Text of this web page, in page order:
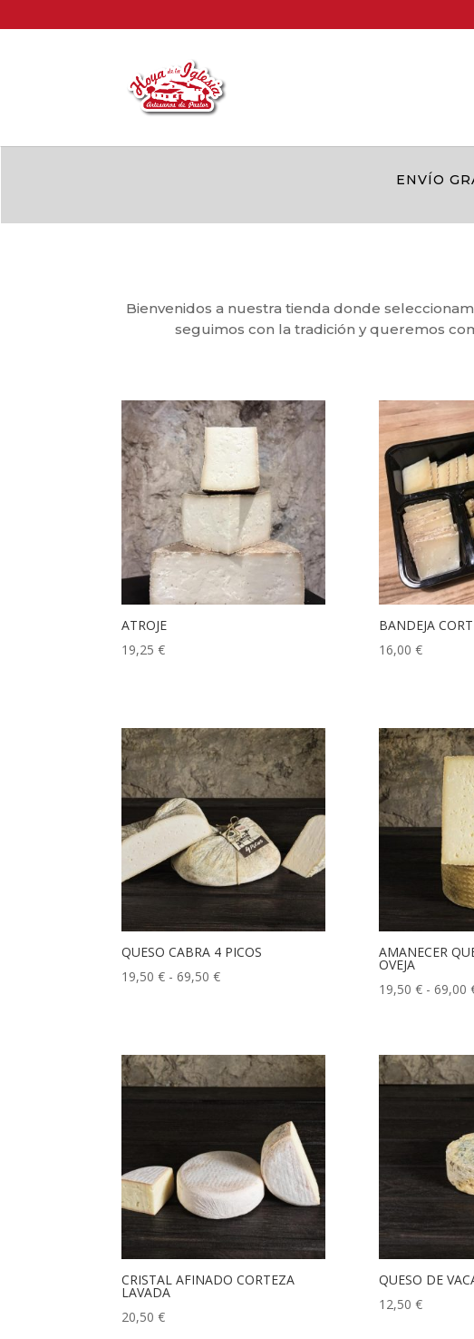
ENVÍO
Bienvenidos a nuestra tienda donde
seguimos con la tradición y queremos
ATROJE
19,25€
BANDEJA
16,00 €
QUESO CABRA 4 PICOS
19,50€ - 69,50€Rango
19,50 €
AMANECER
OVEJA
19,50 € - 69,00
CRISTAL AFINADO CORTEZA
LAVADA
20,50€
QUESO DE
12,50 €